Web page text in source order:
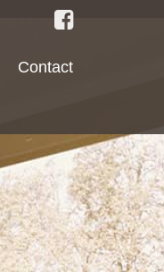
Contact